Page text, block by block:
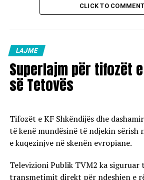
CLICK TO COMMENT
LAJME
Superlajm për tifozët
së Tetovës
Tifozët e KF Shkëndijës dhe
të kenë mundësinë të ndjekin sërish
e kuqezinjve në skenën evropiane.
Televizioni Publik TVM2 ka siguruar
transmetimit direkt për ndeshjen e